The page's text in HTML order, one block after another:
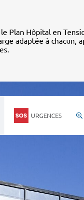
Plan Hôpital en
adaptée à chacun,
URGENCES